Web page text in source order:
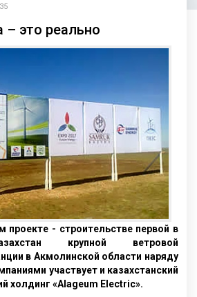
– это реально
проекте - строительстве первой в
крупной ветровой
в Акмолинской области наряду
участвует и казахстанский
холдинг «Аlageum Electric».